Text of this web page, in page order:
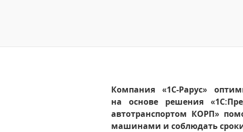
Компания «1С-Рарус»
на основе решения
автотранспортом КОРП»
машинами и соблюдать